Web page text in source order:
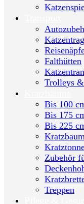
Falthütten
Trolleys
Bis 100
Bis 175
Bis 225
Zubehör
Treppen